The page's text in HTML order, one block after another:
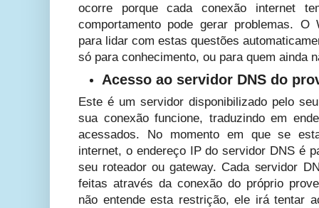
ocorre porque cada conexão internet
comportamento pode gerar problemas. O
para lidar com estas questões
só para conhecimento, ou para quem ainda
Acesso ao servidor DNS do
Este é um servidor disponibilizado pelo
sua conexão funcione, traduzindo em
acessados. No momento em que se
internet, o endereço IP do servidor DNS é
seu roteador ou gateway. Cada servidor
feitas através da conexão do próprio
não entende esta restrição, ele irá tentar